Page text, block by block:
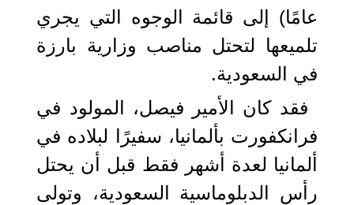
عامًا) إلى قائمة الوجوه التي يجري
تلميعها لتحتل مناصب وزارية بارزة
في السعودية.
فقد كان الأمير فيصل، المولود في
فرانكفورت بألمانيا، سفيرًا لبلاده في
ألمانيا لعدة أشهر فقط قبل أن يحتل
رأس الدبلوماسية السعودية، وتولى